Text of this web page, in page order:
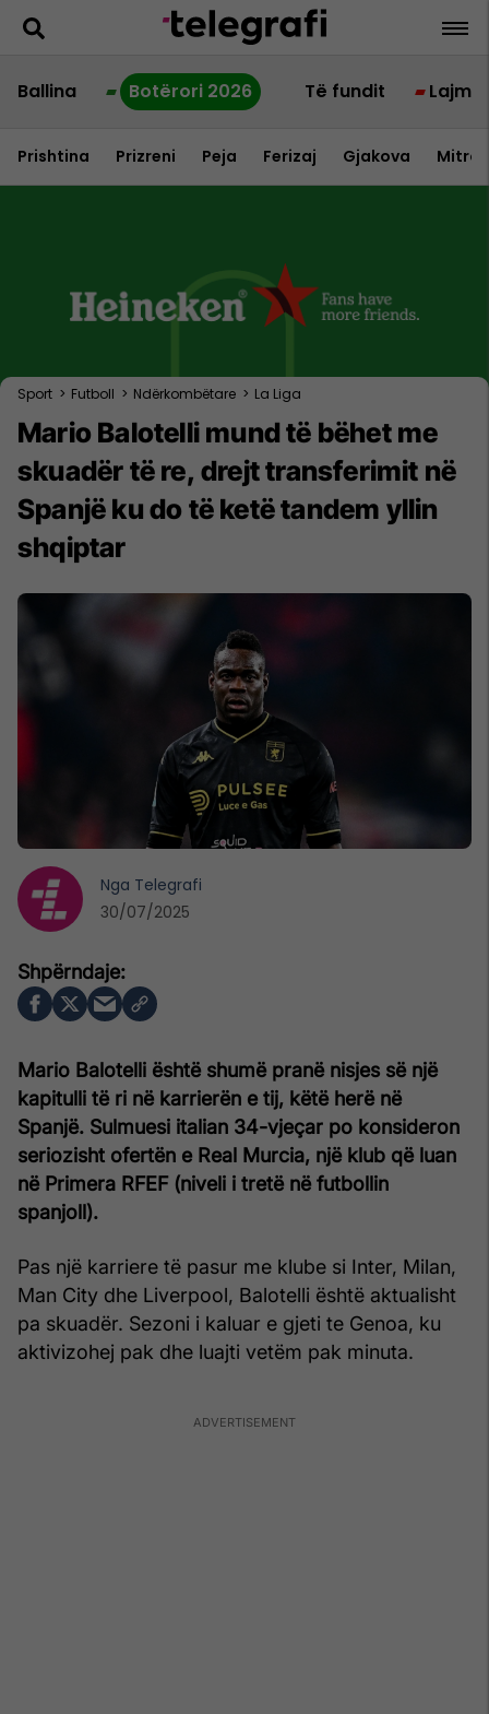
Ballina Botërori 2026 Të fundit Lajme
Prishtina Prizreni Peja Ferizaj Gjakova
Sport > Futboll > Ndërkombëtare > La Liga
Mario Balotelli mund të bëhet me
skuadër të re, drejt transferimit në
Spanjë ku do të ketë tandem yllin
shqiptar
Mario Balotelli është shumë pranë nisjes së një
kapitulli të ri në karrierën e tij, këtë herë në
Spanjë. Sulmuesi italian 34-vjeçar po konsideron
seriozisht ofertën e Real Murcia, një klub që luan
në Primera RFEF (niveli i tretë në futbollin
spanjoll).
Pas një karriere të pasur me klube si Inter, Milan,
Man City dhe Liverpool, Balotelli është aktualisht
pa skuadër. Sezoni i kaluar e gjeti te Genoa, ku
aktivizohej pak dhe luajti vetëm pak minuta.
Nga Telegrafi
30/07/2025